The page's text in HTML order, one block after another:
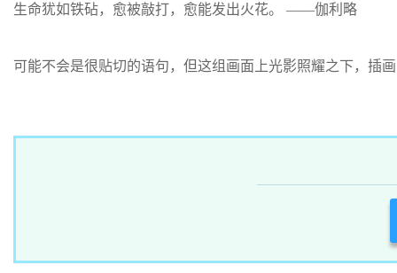
生命犹如铁砧，愈被敲打，愈能发出火花。 ——伽利略
可能不会是很贴切的语句，但这组画面上光影照耀之下，插